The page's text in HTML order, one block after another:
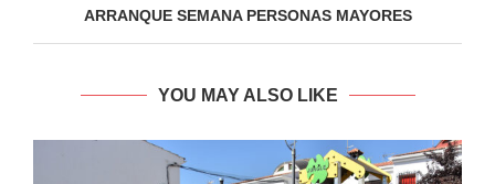
ARRANQUE SEMANA PERSONAS MAYORES
YOU MAY ALSO LIKE